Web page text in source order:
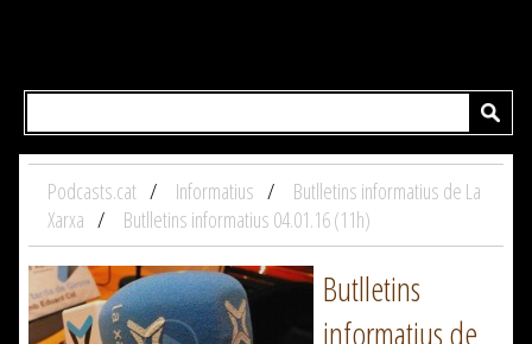
Podcasts.cat Informatius
Butlletins informatius de La
Xarxa
Butlletins informatius 04.01.16 (11h)
Butlletins
informatius de